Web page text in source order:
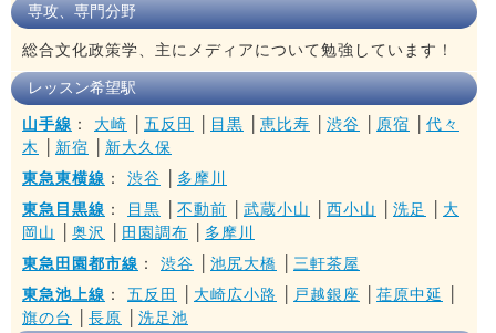
専攻、専門分野
総合文化政策学、主にメディアについて勉強しています！
レッスン希望駅
山手線 ： 大崎 五反田 目黒 恵比寿 渋谷 原宿
代々
木
新宿
新大久保
東急東横線 ： 渋谷
多摩川
東急目黒線 ： 目黒 不動前 武蔵小山 西小山 洗足
大
岡山
奥沢 田園調布
多摩川
東急田園都市線 ： 渋谷 池尻大橋
三軒茶屋
東急池上線 ： 五反田 大崎広小路 戸越銀座 荏原中延
旗の台
長原
洗足池